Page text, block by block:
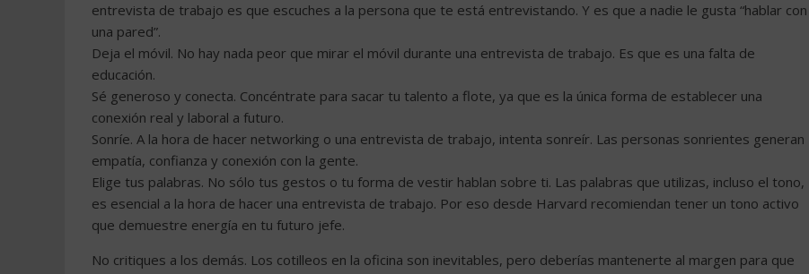
entrevista de trabajo es que escuches a la persona que te está entrevistando. Y es que a nadie le gusta “hablar con
una pared”.
Deja el móvil. No hay nada peor que mirar el móvil durante una entrevista de trabajo. Es que es una falta de
educación.
Sé generoso y conecta. Concéntrate para sacar tu talento a flote, ya que es la única forma de establecer una
conexión real y laboral a futuro.
Sonríe. A la hora de hacer networking o una entrevista de trabajo, intenta sonreír. Las personas sonrientes generan
empatía, confianza y conexión con la gente.
Elige tus palabras. No sólo tus gestos o tu forma de vestir hablan sobre ti. Las palabras que utilizas, incluso el tono,
es esencial a la hora de hacer una entrevista de trabajo. Por eso desde Harvard recomiendan tener un tono activo
que demuestre energía en tu futuro jefe.
No critiques a los demás. Los cotilleos en la oficina son inevitables, pero deberías mantenerte al margen para que